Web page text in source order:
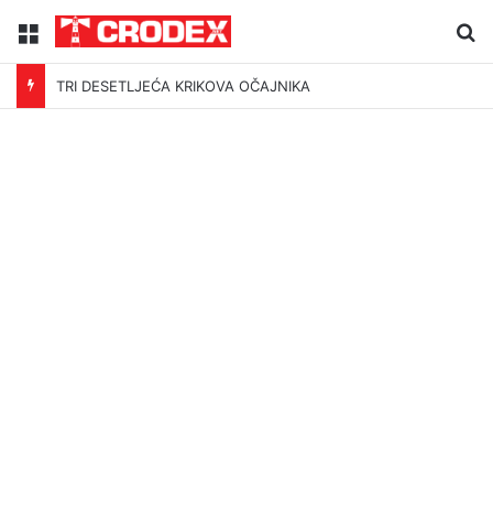
Menu
TRI DESETLJEĆA KRIKOVA OČAJNIKA